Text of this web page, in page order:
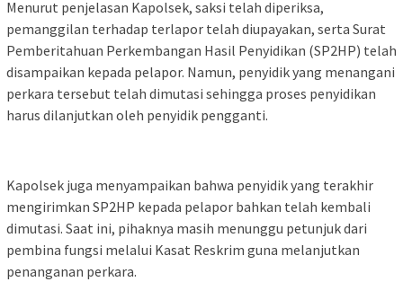
Menurut penjelasan Kapolsek, saksi telah diperiksa,
pemanggilan terhadap terlapor telah diupayakan, serta Surat
Pemberitahuan Perkembangan Hasil Penyidikan (SP2HP) telah
disampaikan kepada pelapor. Namun, penyidik yang menangani
perkara tersebut telah dimutasi sehingga proses penyidikan
harus dilanjutkan oleh penyidik pengganti.
Kapolsek juga menyampaikan bahwa penyidik yang terakhir
mengirimkan SP2HP kepada pelapor bahkan telah kembali
dimutasi. Saat ini, pihaknya masih menunggu petunjuk dari
pembina fungsi melalui Kasat Reskrim guna melanjutkan
penanganan perkara.